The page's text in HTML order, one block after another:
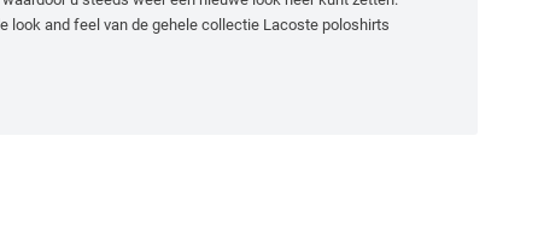
look and feel van de gehele collectie Lacoste poloshirts